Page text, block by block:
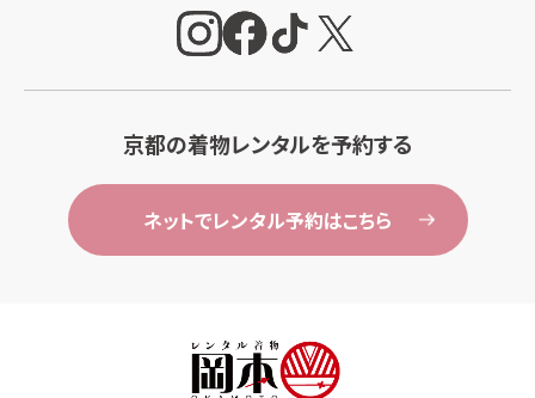
京都の着物レンタルを予約する
ネットでレンタル予約はこちら